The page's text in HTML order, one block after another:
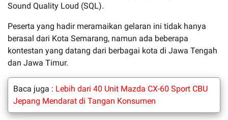
Sound Quality Loud (SQL).
Peserta yang hadir meramaikan gelaran ini tidak hanya
berasal dari Kota Semarang, namun ada beberapa
kontestan yang datang dari berbagai kota di Jawa Tengah
dan Jawa Timur.
Baca juga : Lebih dari 40 Unit Mazda CX-60 Sport CBU
Jepang Mendarat di Tangan Konsumen